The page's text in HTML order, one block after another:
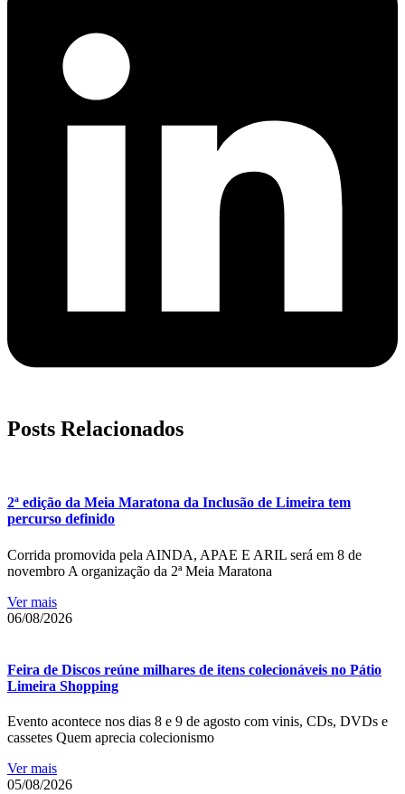
Posts Relacionados
2ª edição da Meia Maratona da Inclusão de Limeira tem
percurso definido
Corrida promovida pela AINDA, APAE E ARIL será em 8 de
novembro A organização da 2ª Meia Maratona
Ver mais
06/08/2026
Feira de Discos reúne milhares de itens colecionáveis no Pátio
Limeira Shopping
Evento acontece nos dias 8 e 9 de agosto com vinis, CDs, DVDs e
cassetes Quem aprecia colecionismo
Ver mais
05/08/2026